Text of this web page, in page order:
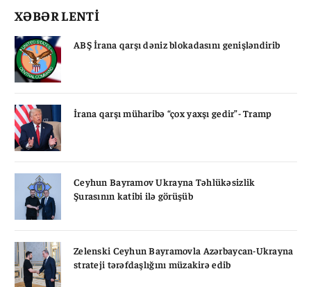
XƏBƏR LENTİ
ABŞ İrana qarşı dəniz blokadasını genişləndirib
İrana qarşı müharibə “çox yaxşı gedir”- Tramp
Ceyhun Bayramov Ukrayna Təhlükəsizlik
Şurasının katibi ilə görüşüb
Zelenski Ceyhun Bayramovla Azərbaycan-Ukrayna
strateji tərəfdaşlığını müzakirə edib